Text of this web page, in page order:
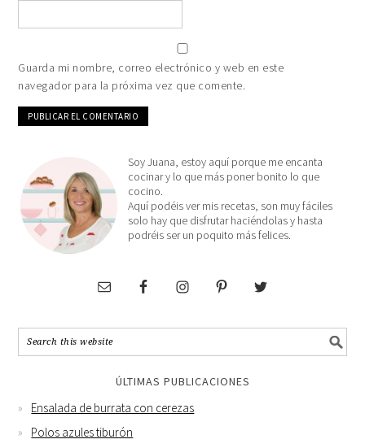
Guarda mi nombre, correo electrónico y web en este
navegador para la próxima vez que comente.
Soy Juana, estoy aquí porque me encanta
cocinar y lo que más poner bonito lo que
cocino.
Aquí podéis ver mis recetas, son muy fáciles
solo hay que disfrutar haciéndolas y hasta
podréis ser un poquito más felices.
ÚLTIMAS PUBLICACIONES
Ensalada de burrata con cerezas
Polos azules tiburón